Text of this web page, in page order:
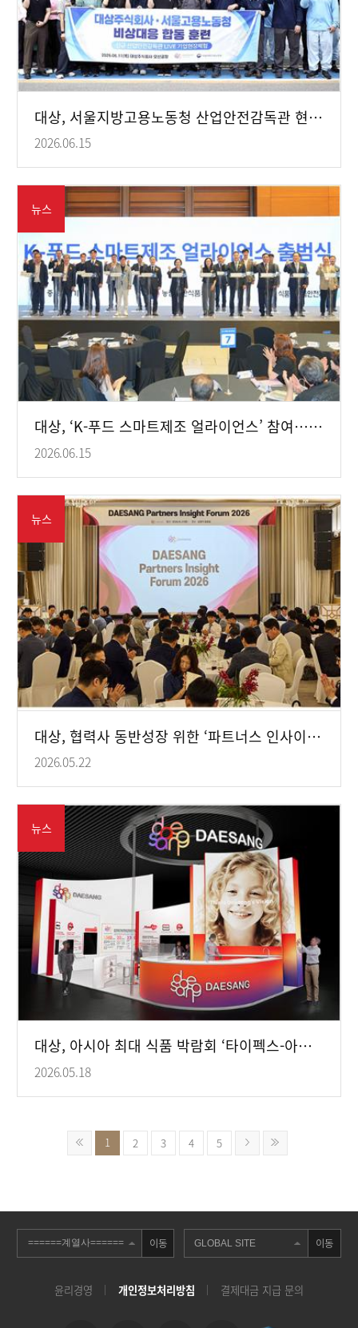
대상, 서울지방고용노동청 산업안전감독관 현장체험 교육 지원
2026.06.15
뉴스
대상, ‘K-푸드 스마트제조 얼라이언스’ 참여… AI 기반 제조혁신 추진
2026.06.15
뉴스
대상, 협력사 동반성장 위한 ‘파트너스 인사이트 포럼 2026’ 성료
2026.05.22
뉴스
대상, 아시아 최대 식품 박람회 ‘타이펙스-아누가 2026’ 참가
2026.05.18
1 2 3 4 5
이동 이동
윤리경영 개인정보처리방침 결제대금 지급 문의